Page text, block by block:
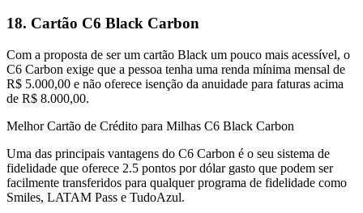
18. Cartão C6 Black Carbon
Com a proposta de ser um cartão Black um pouco mais acessível, o
C6 Carbon exige que a pessoa tenha uma renda mínima mensal de
R$ 5.000,00 e não oferece isenção da anuidade para faturas acima
de R$ 8.000,00.
Melhor Cartão de Crédito para Milhas C6 Black Carbon
Uma das principais vantagens do C6 Carbon é o seu sistema de
fidelidade que oferece 2.5 pontos por dólar gasto que podem ser
facilmente transferidos para qualquer programa de fidelidade como
Smiles, LATAM Pass e TudoAzul.